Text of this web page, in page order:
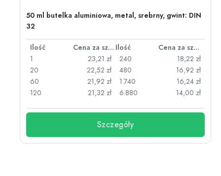
50 ml butelka aluminiowa, metal, srebrny, gwint: DIN
32
Ilość Cena za sztukę Ilość
Cena za sztukę
1
23,21 zł
20
22,52 zł
60
21,92 zł
120
21,32 zł
240
18,22 zł
480
16,92 zł
1.740
16,24 zł
6.880
14,00 zł
Szczegóły